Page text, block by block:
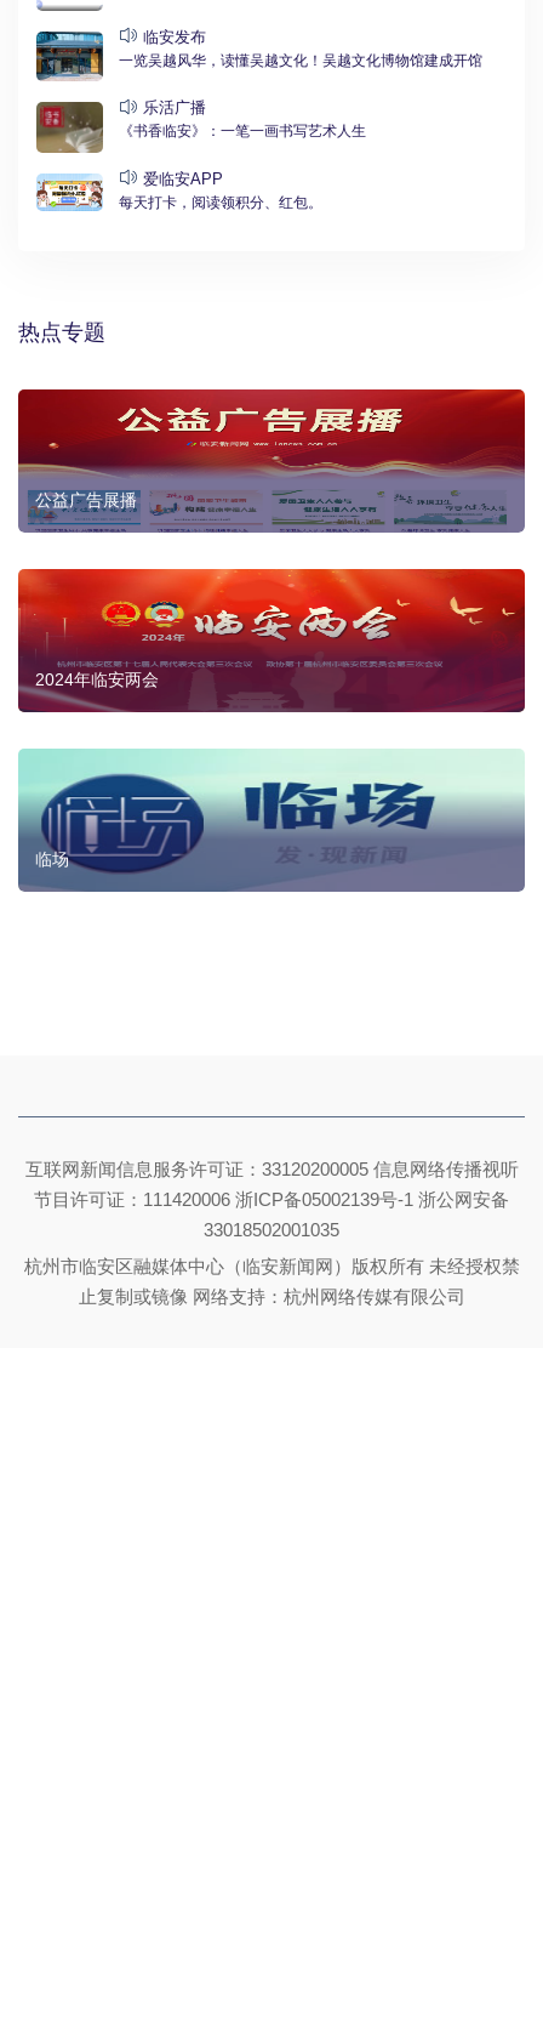
临安发布
一览吴越风华，读懂吴越文化！吴越文化博物馆建成开馆
乐活广播
《书香临安》：一笔一画书写艺术人生
爱临安APP
每天打卡，阅读领积分、红包。
热点专题
公益广告展播
2024年临安两会
临场
互联网新闻信息服务许可证：33120200005 信息网络传播视听
节目许可证：111420006 浙ICP备05002139号-1 浙公网安备
33018502001035
杭州市临安区融媒体中心（临安新闻网）版权所有 未经授权禁
止复制或镜像 网络支持：杭州网络传媒有限公司